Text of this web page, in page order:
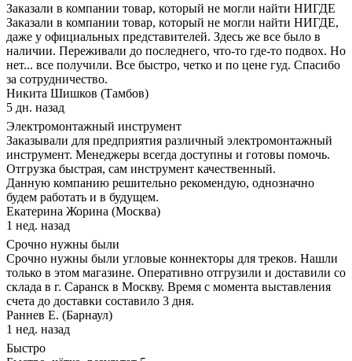
Заказали в компании товар, который не могли найти НИГДЕ
Заказали в компании товар, который не могли найти НИГДЕ,
даже у официальных представителей. Здесь же все было в
наличии. Переживали до последнего, что-то где-то подвох. Но
нет... все получили. Все быстро, четко и по цене гуд. Спасибо
за сотрудничество.
Никита Шишков (Тамбов)
5 дн. назад
Электромонтажный инструмент
Заказывали для предприятия различный электромонтажный
инструмент. Менеджеры всегда доступны и готовы помочь.
Отгрузка быстрая, сам инструмент качественный.
Данную компанию решительно рекомендую, однозначно
будем работать и в будущем.
Екатерина Жорина (Москва)
1 нед. назад
Срочно нужны были
Срочно нужны были угловые коннекторы для треков. Нашли
только в этом магазине. Оперативно отгрузили и доставили со
склада в г. Саранск в Москву. Время с момента выставления
счета до доставки составило 3 дня.
Раннев Е. (Барнаул)
1 нед. назад
Быстро